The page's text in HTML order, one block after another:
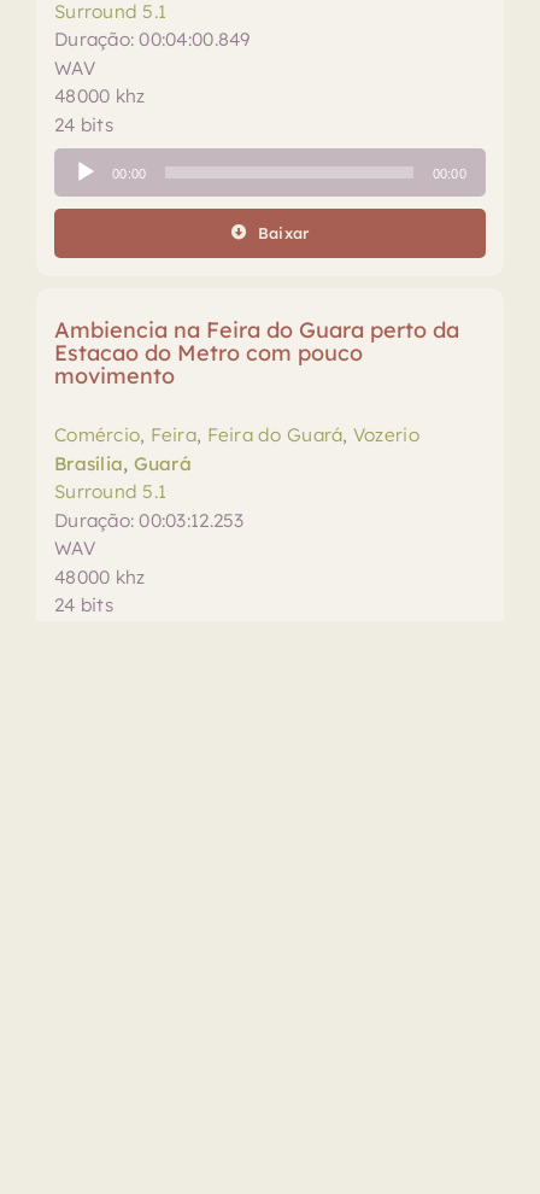
Surround 5.1
Duração: 00:04:00.849
WAV
48000 khz
24 bits
Tocador
de
áudio
00:00 00:00
Baixar
Ambiencia na Feira do Guara perto da
Estacao do Metro com pouco
movimento
Comércio, Feira, Feira do Guará, Vozerio
Brasília, Guará
Surround 5.1
Duração: 00:03:12.253
WAV
48000 khz
24 bits